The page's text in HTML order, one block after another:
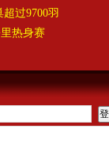
过9700羽
热身赛